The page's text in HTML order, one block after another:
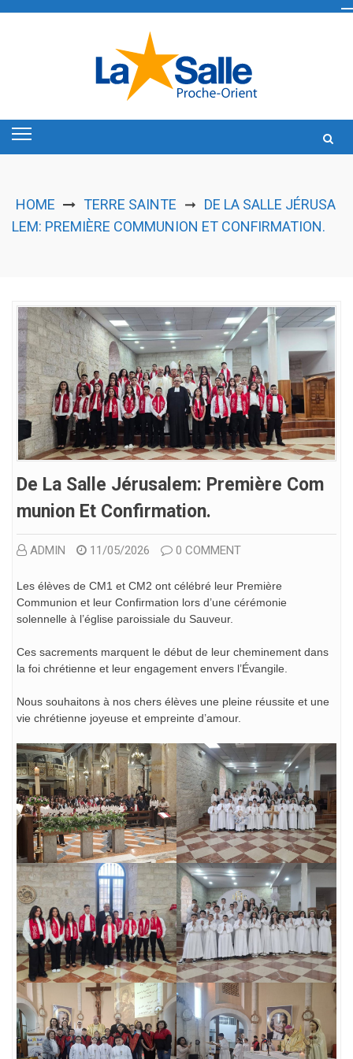
HOME TERRE SAINTE ➞ DE LA SALLE JÉRUSA
LEM: PREMIÈRE COMMUNION ET CONFIRMATION.
De La Salle Jérusalem: Première Com
Munion Et Confirmation.
ADMIN 11/05/2026 0 COMMENT
Les élèves de CM1 et CM2 ont célébré leur Première
Communion et leur Confirmation lors d’une cérémonie
solennelle à l’église paroissiale du Sauveur.
Ces sacrements marquent le début de leur cheminement dans
la foi chrétienne et leur engagement envers l’Évangile.
Nous souhaitons à nos chers élèves une pleine réussite et une
vie chrétienne joyeuse et empreinte d’amour.